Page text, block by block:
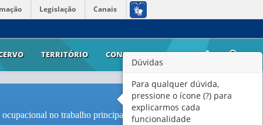
Legislação Canais
TERRITÓRIO CONTATO AJUDA
no trabalho principal - Estatísticas experimentais
Dúvidas
Para qualquer dúvida,
pressione o ícone (?) para
explicarmos cada
funcionalidade